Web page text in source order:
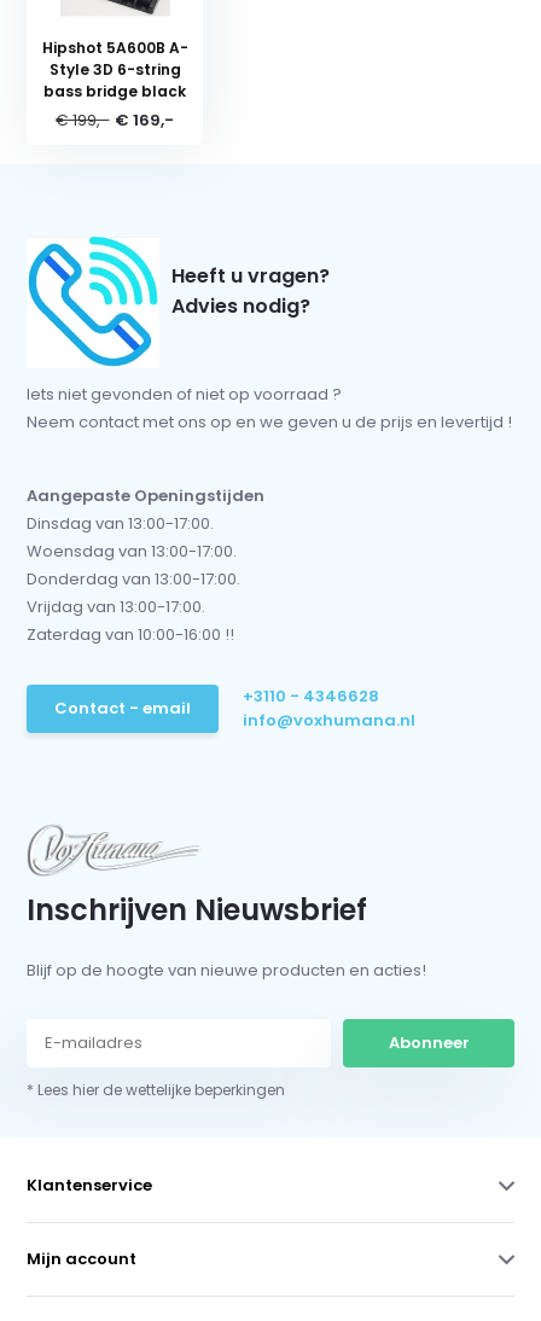
Hipshot 5A600B A-
Style 3D 6-string
bass bridge black
€ 199,- € 169,-
Heeft u vragen?
Advies nodig?
Iets niet gevonden of niet op voorraad ?
Neem contact met ons op en we geven u de prijs en levertijd !
Aangepaste Openingstijden
Dinsdag van 13:00-17:00.
Woensdag van 13:00-17:00.
Donderdag van 13:00-17:00.
Vrijdag van 13:00-17:00.
Zaterdag van 10:00-16:00 !!
Contact - email
+3110 - 4346628
info@voxhumana.nl
Inschrijven Nieuwsbrief
Blijf op de hoogte van nieuwe producten en acties!
Abonneer
* Lees hier de wettelijke beperkingen
Klantenservice
Mijn account